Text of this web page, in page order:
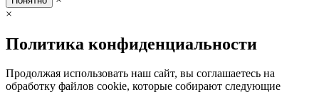
×
Политика конфиденциальности
Продолжая использовать наш сайт, вы соглашаетесь на
обработку файлов cookie, которые собирают следующие